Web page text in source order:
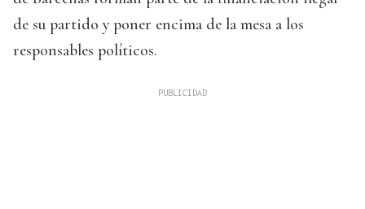
de su partido y poner encima de la mesa a los
responsables políticos.